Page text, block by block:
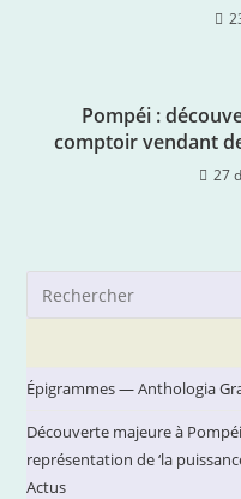
Pompéi :
comptoir vendant
27
Épigrammes — Anthologia
Découverte majeure à
représentation de ‘la
Actus